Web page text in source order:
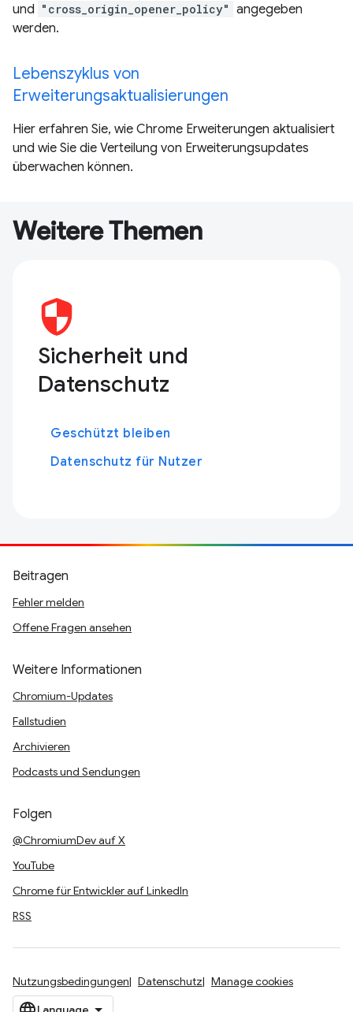
und "cross_origin_opener_policy" angegeben
werden.
Lebenszyklus von
Erweiterungsaktualisierungen
Hier erfahren Sie, wie Chrome Erweiterungen aktualisiert
und wie Sie die Verteilung von Erweiterungsupdates
überwachen können.
Weitere Themen
Sicherheit und
Datenschutz
Geschützt bleiben
Datenschutz für Nutzer
Beitragen
Fehler melden
Offene Fragen ansehen
Weitere Informationen
Chromium-Updates
Fallstudien
Archivieren
Podcasts und Sendungen
Folgen
@ChromiumDev auf X
YouTube
Chrome für Entwickler auf LinkedIn
RSS
Nutzungsbedingungen Datenschutz Manage cookies